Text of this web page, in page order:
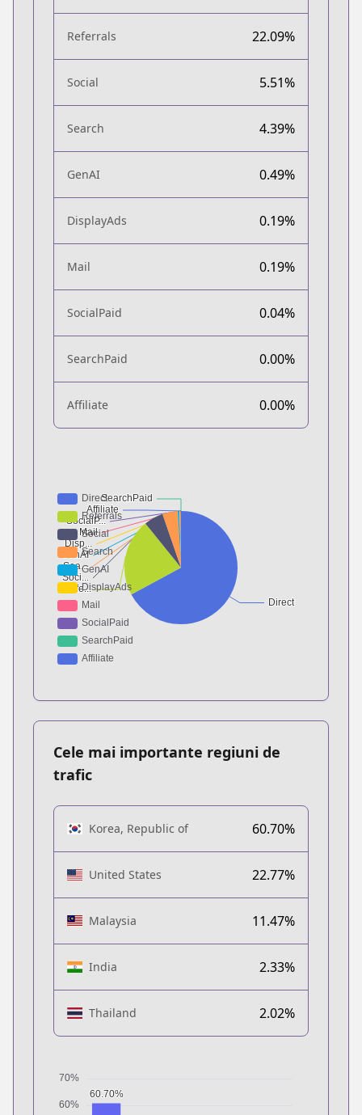
Referrals 22.09%
Social 5.51%
Search 4.39%
GenAI 0.49%
DisplayAds 0.19%
Mail 0.19%
SocialPaid 0.04%
SearchPaid 0.00%
Affiliate 0.00%
Cele mai importante regiuni de
trafic
Korea, Republic of 60.70%
United States 22.77%
Malaysia 11.47%
India 2.33%
Thailand 2.02%